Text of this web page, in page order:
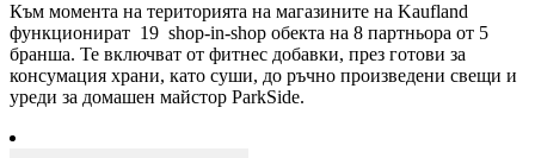
Към момента на територията на магазините на Kaufland
функционират 19 shop-in-shop обекта на 8 партньора от 5
бранша. Те включват от фитнес добавки, през готови за
консумация храни, като суши, до ръчно произведени свещи и
уреди за домашен майстор ParkSide.